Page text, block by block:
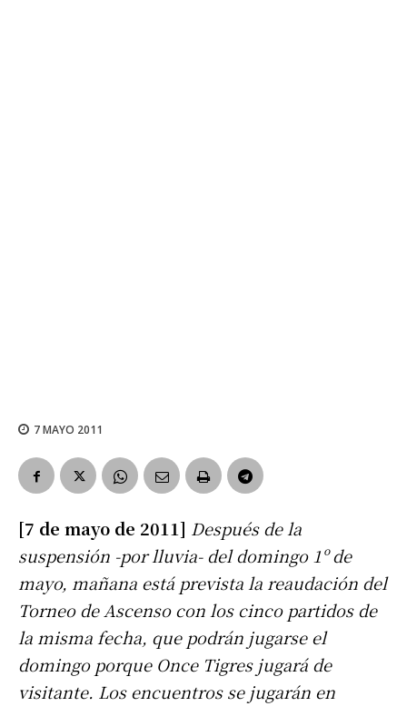
7 MAYO 2011
[7 de mayo de 2011] Después de la
suspensión -por lluvia- del domingo 1º de
mayo, mañana está prevista la reaudación del
Torneo de Ascenso con los cinco partidos de
la misma fecha, que podrán jugarse el
domingo porque Once Tigres jugará de
visitante. Los encuentros se jugarán en